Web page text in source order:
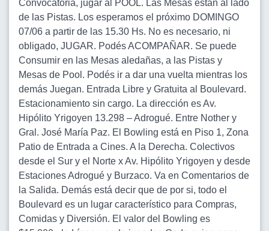
Convocatoria, jugar al POOL. Las Mesas están al lado
de las Pistas. Los esperamos el próximo DOMINGO
07/06 a partir de las 15.30 Hs. No es necesario, ni
obligado, JUGAR. Podés ACOMPAÑAR. Se puede
Consumir en las Mesas aledañas, a las Pistas y
Mesas de Pool. Podés ir a dar una vuelta mientras los
demás Juegan. Entrada Libre y Gratuita al Boulevard.
Estacionamiento sin cargo. La dirección es Av.
Hipólito Yrigoyen 13.298 – Adrogué. Entre Nother y
Gral. José María Paz. El Bowling está en Piso 1, Zona
Patio de Entrada a Cines. A la Derecha. Colectivos
desde el Sur y el Norte x Av. Hipólito Yrigoyen y desde
Estaciones Adrogué y Burzaco. Va en Comentarios de
la Salida. Demás está decir que de por si, todo el
Boulevard es un lugar característico para Compras,
Comidas y Diversión. El valor del Bowling es